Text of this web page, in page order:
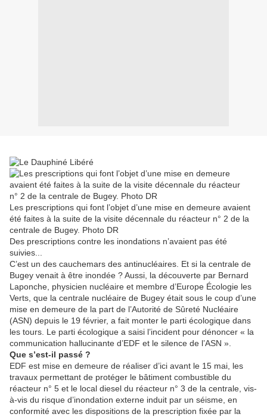
Les prescriptions qui font l’objet d’une mise en demeure avaient
été faites à la suite de la visite décennale du réacteur n° 2 de la
centrale de Bugey. Photo DR
Des prescriptions contre les inondations n’avaient pas été
suivies...
C’est un des cauchemars des antinucléaires. Et si la centrale de
Bugey venait à être inondée ? Aussi, la découverte par Bernard
Laponche, physicien nucléaire et membre d’Europe Écologie les
Verts, que la centrale nucléaire de Bugey était sous le coup d’une
mise en demeure de la part de l’Autorité de Sûreté Nucléaire
(ASN) depuis le 19 février, a fait monter le parti écologique dans
les tours. Le parti écologique a saisi l’incident pour dénoncer « la
communication hallucinante d’EDF et le silence de l’ASN ».
Que s’est-il passé ?
EDF est mise en demeure de réaliser d’ici avant le 15 mai, les
travaux permettant de protéger le bâtiment combustible du
réacteur n° 5 et le local diesel du réacteur n° 3 de la centrale, vis-
à-vis du risque d’inondation externe induit par un séisme, en
conformité avec les dispositions de la prescription fixée par la